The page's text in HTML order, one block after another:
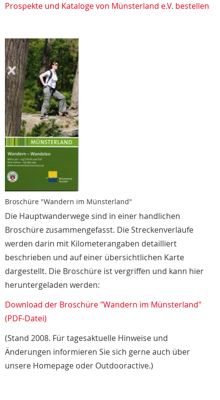
Prospekte und Kataloge von Münsterland e.V. bestellen
Broschüre "Wandern im Münsterland"
Die Hauptwanderwege sind in einer handlichen
Broschüre zusammengefasst. Die Streckenverläufe
werden darin mit Kilometerangaben detailliert
beschrieben und auf einer übersichtlichen Karte
dargestellt. Die Broschüre ist vergriffen und kann hier
heruntergeladen werden:
Download der Broschüre "Wandern im Münsterland"
(PDF-Datei)
(Stand 2008. Für tagesaktuelle Hinweise und
Änderungen informieren Sie sich gerne auch über
unsere Homepage oder Outdooractive.)